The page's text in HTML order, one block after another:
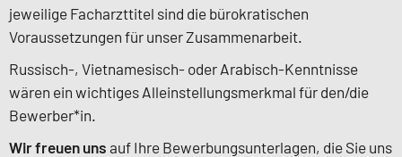
jeweilige Facharzttitel sind die bürokratischen
Voraussetzungen für unser Zusammenarbeit.
Russisch-, Vietnamesisch- oder Arabisch-Kenntnisse
wären ein wichtiges Alleinstellungsmerkmal für den/die
Bewerber*in.
Wir freuen uns auf Ihre Bewerbungsunterlagen, die Sie uns